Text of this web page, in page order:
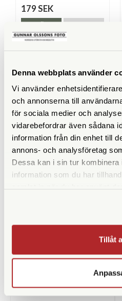
Denna webbplats använder
Vi använder
och annonserna till
för sociala medier och
vidarebefordrar även sådana
information från din enhet till
annons- och analysföretag
Dessa kan i sin tur kombinera
information som du har
Tillåt
179 SEK
ANDRA KÖPTE ÄVEN
69 SEK